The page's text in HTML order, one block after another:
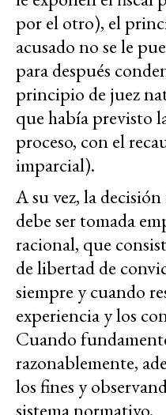
por el otro), el
acusado no se le
para después
principio de juez
que había previsto
proceso, con el
imparcial).
A su vez, la
debe ser tomada
racional, que
de libertad de
siempre y cuando
experiencia y los
Cuando
razonablemente,
los fines y